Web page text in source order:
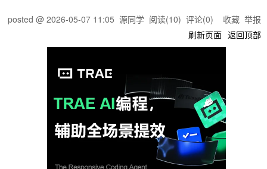
posted @ 2026-05-07 11:05 源同学 阅读(10) 评论(0) 收藏 举报
刷新页面 返回顶部